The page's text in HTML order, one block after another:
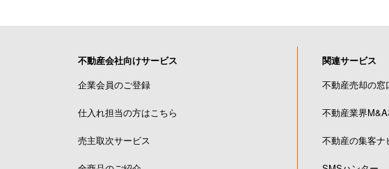
不動産会社向けサービス
企業会員のご登録
仕入れ担当の方はこちら
売主取次サービス
関連サービス
不動産売却の窓
不動産業界
不動産の集客ナ